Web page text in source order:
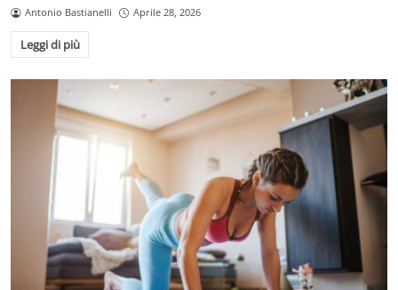
Antonio Bastianelli Aprile 28, 2026
Leggi di più